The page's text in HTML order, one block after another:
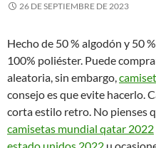
26 DE SEPTIEMBRE DE 2023
Hecho de 50 % algodón y 50
100% poliéster. Puede
aleatoria, sin embargo,
consejo es que evite hacerlo.
corta estilo retro. No pienses
camisetas mundial qatar 2022